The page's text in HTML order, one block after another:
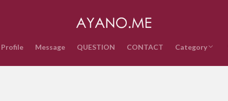
Profile Message QUESTION CONTACT Category
音楽
インターネッ
テクノロジー
ライフスタイ
政治経済
時事ネタ
エンタメ・ス
雑記
QUESTION